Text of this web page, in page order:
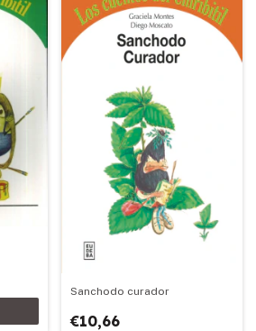
Sanchodo curador
€10,66